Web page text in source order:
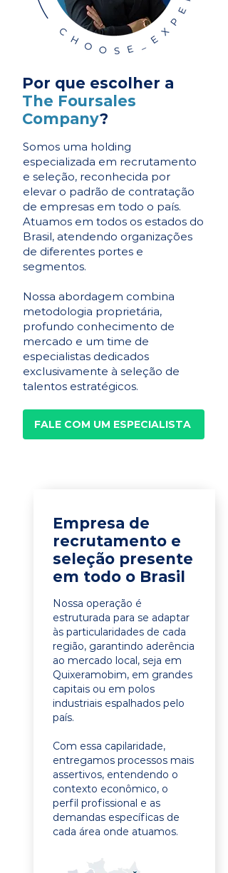
Por que escolher a
The Foursales
Company?
Somos uma holding
especializada em recrutamento
e seleção, reconhecida por
elevar o padrão de contratação
de empresas em todo o país.
Atuamos em todos os estados do
Brasil, atendendo organizações
de diferentes portes e
segmentos.
Nossa abordagem combina
metodologia proprietária,
profundo conhecimento de
mercado e um time de
especialistas dedicados
exclusivamente à seleção de
talentos estratégicos.
FALE COM UM ESPECIALISTA
Empresa de
recrutamento e
seleção presente
em todo o Brasil
Nossa operação é
estruturada para se adaptar
às particularidades de cada
região, garantindo aderência
ao mercado local, seja em
Quixeramobim, em grandes
capitais ou em polos
industriais espalhados pelo
país.
Com essa capilaridade,
entregamos processos mais
assertivos, entendendo o
contexto econômico, o
perfil profissional e as
demandas específicas de
cada área onde atuamos.